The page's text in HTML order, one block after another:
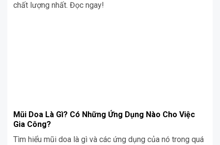
chất lượng nhất. Đọc ngay!
Mũi Doa Là Gì? Có Những Ứng Dụng Nào Cho Việc
Gia Công?
Tìm hiểu mũi doa là gì và các ứng dụng của nó trong quá